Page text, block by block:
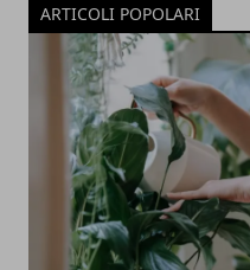
ARTICOLI POPOLARI